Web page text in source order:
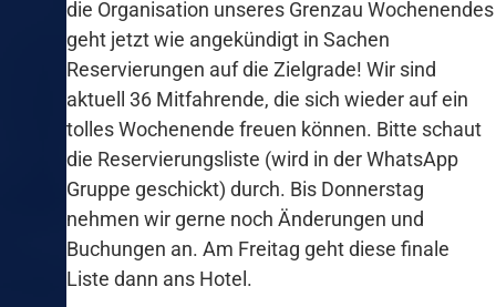
die Organisation unseres Grenzau Wochenendes
geht jetzt wie angekündigt in Sachen
Reservierungen auf die Zielgrade! Wir sind
aktuell 36 Mitfahrende, die sich wieder auf ein
tolles Wochenende freuen können. Bitte schaut
die Reservierungsliste (wird in der WhatsApp
Gruppe geschickt) durch. Bis Donnerstag
nehmen wir gerne noch Änderungen und
Buchungen an. Am Freitag geht diese finale
Liste dann ans Hotel.